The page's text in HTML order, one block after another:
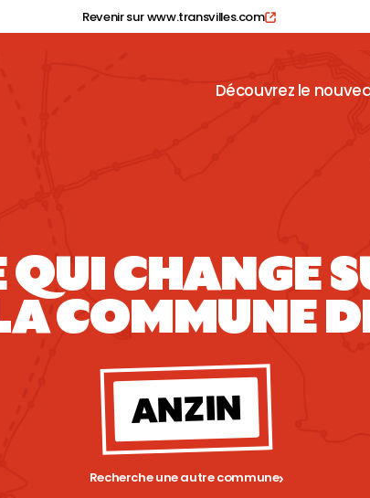
Revenir sur www.transvilles.com
Découvrez le
QUI CHANGE
COMMUNE
ANZIN
Recherche une autre commune